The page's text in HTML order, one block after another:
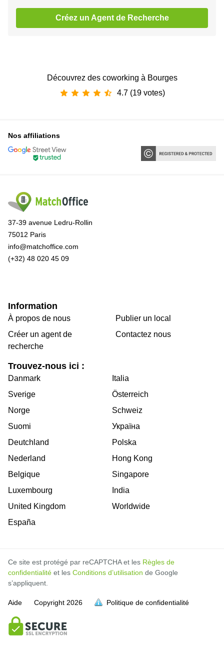
Créez un Agent de Recherche
Découvrez des coworking à Bourges
4.7 (19 votes)
Nos affiliations
37-39 avenue Ledru-Rollin
75012 Paris
info@matchoffice.com
(+32) 48 020 45 09
Information
À propos de nous
Créer un agent de
recherche
Publier un local
Contactez nous
Trouvez-nous ici :
Danmark
Sverige
Norge
Suomi
Deutchland
Nederland
Belgique
Luxembourg
United Kingdom
España
Italia
Österreich
Schweiz
Україна
Polska
Hong Kong
Singapore
India
Worldwide
Ce site est protégé par reCAPTCHA et les Règles de
confidentialité et les Conditions d’utilisation de Google
s’appliquent.
Aide Copyright 2026 Politique de confidentialité